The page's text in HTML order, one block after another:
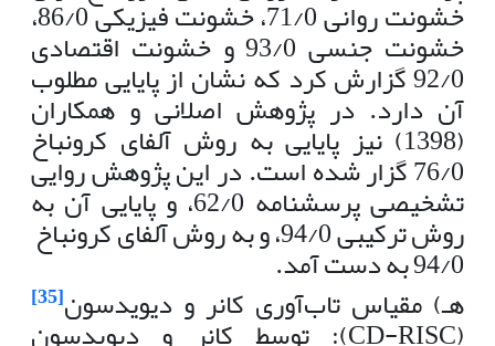
خشونت روانی 71/0، خشونت فیزیکی 86/0،
خشونت جنسی 93/0 و خشونت اقتصادی
92/0 گزارش کرد که نشان از پایایی مطلوب
آن دارد. در پژوهش اصلانی و همکاران
(1398) نیز پایایی به روش آلفای کرونباخ
76/0 گزار شده است. در این پژوهش روایی
تشخیصی پرسشنامه 62/0، و پایایی آن به
روش ترکیبی 94/0، و به روش آلفای کرونباخ
94/0 به دست آمد.
هـ) مقیاس تاب‌آوری کانر و دیویدسون[35]
(CD-RISC): توسط کانر و دیویدسون